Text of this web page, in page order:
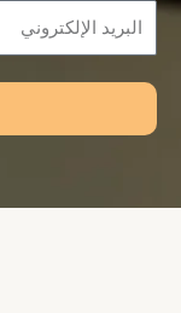
Email